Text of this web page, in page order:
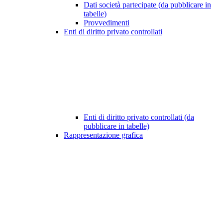
Dati società partecipate (da pubblicare in
tabelle)
Provvedimenti
Enti di diritto privato controllati
Enti di diritto privato controllati (da
pubblicare in tabelle)
Rappresentazione grafica